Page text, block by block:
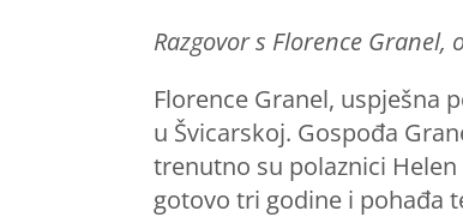
Razgovor s Florence
Florence Granel, uspješna
u Švicarskoj. Gospođa
trenutno su polaznici
gotovo tri godine i pohađa